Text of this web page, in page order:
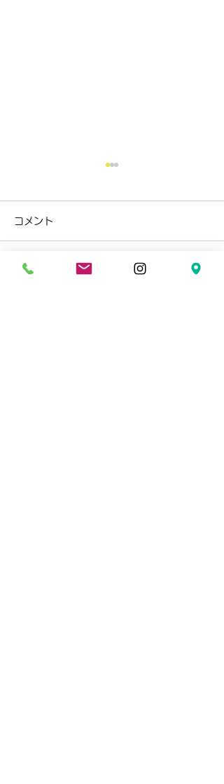
コメント
コメントを追加…